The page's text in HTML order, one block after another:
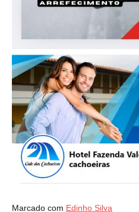
Marcado com Edinho Silva